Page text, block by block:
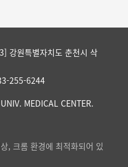
강원특별자치도 춘천시 삭
255-6244
MEDICAL CENTER.
크롬 환경에 최적화되어 있